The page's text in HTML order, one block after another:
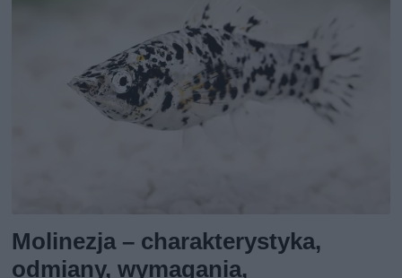
Molinezja – charakterystyka,
odmiany, wymagania,